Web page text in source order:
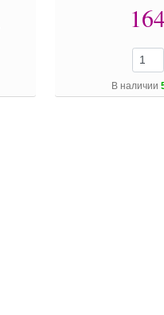
В наличии